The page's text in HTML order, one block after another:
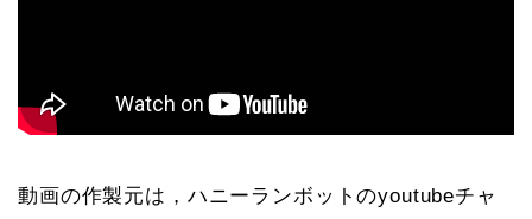
動画の作製元は，ハニーランボットのyoutubeチャ